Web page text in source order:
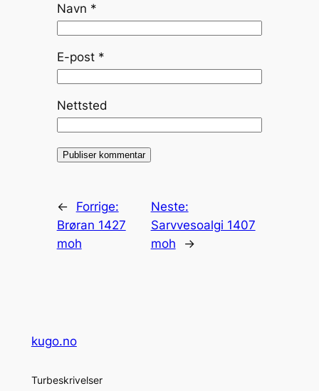
Navn *
E-post *
Nettsted
←
Forrige:
Brøran 1427
moh
Neste:
Sarvvesoalgi 1407
moh
→
kugo.no
Turbeskrivelser